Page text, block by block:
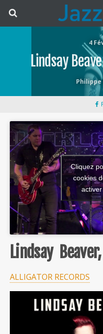
4
Lindsay
Philippe
Cliquez
cookies
Lindsay Beaver,
ALLIGATOR RECORDS